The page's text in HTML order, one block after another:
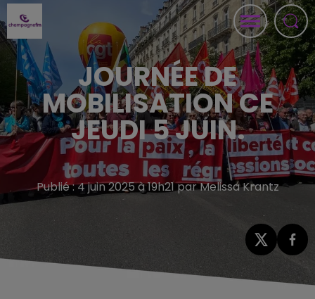
JOURNÉE DE
MOBILISATION CE
JEUDI 5 JUIN.
Publié : 4 juin 2025 à 19h21 par Melissa Krantz